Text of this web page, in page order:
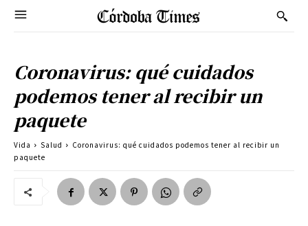
Coronavirus: qué cuidados
podemos tener al recibir un
paquete
Vida Salud
Coronavirus: qué cuidados podemos tener al recibir un
paquete